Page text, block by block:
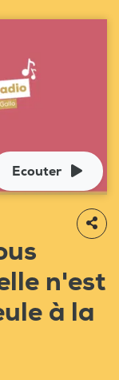
Ecouter
n'est
à la